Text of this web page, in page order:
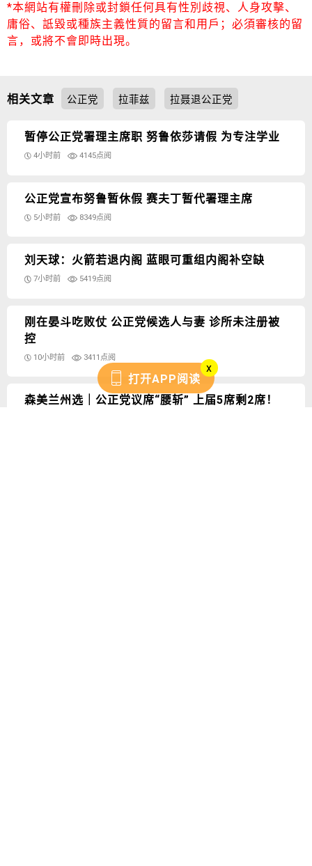
*本網站有權刪除或封鎖任何具有性別歧視、人身攻擊、
庸俗、詆毀或種族主義性質的留言和用戶；必須審核的留
言，或將不會即時出現。
相关文章 公正党 拉菲兹 拉聂退公正党
暂停公正党署理主席职 努鲁依莎请假 为专注学业
4小时前 4145点阅
公正党宣布努鲁暂休假 赛夫丁暂代署理主席
5小时前 8349点阅
刘天球：火箭若退内阁 蓝眼可重组内阁补空缺
7小时前 5419点阅
刚在晏斗吃败仗 公正党候选人与妻 诊所未注册被
控
10小时前 3411点阅
森美兰州选｜公正党议席“腰斩” 上届5席剩2席！
打开APP阅读
x